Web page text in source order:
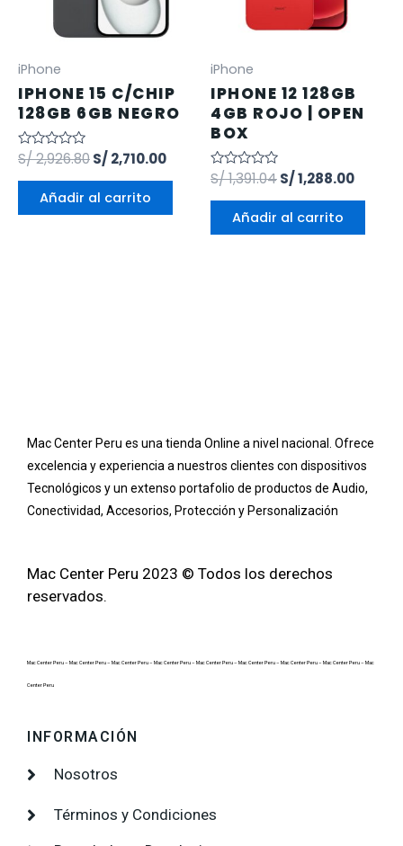
iPhone
IPHONE 15 C/CHIP
128GB 6GB NEGRO
Valorado
en
0
S/2,926.80S/2,710.00
Añadir al carrito
iPhone
IPHONE 12 128GB
4GB ROJO | OPEN
BOX
Valorado
en
0
S/1,391.04S/1,288.00
Añadir al carrito
Mac Center Peru es una tienda Online a nivel nacional
. Ofrece
excelencia y experiencia a nuestros clientes con dispositivos
Tecnológicos y un extenso portafolio de productos de Audio,
Conectividad, Accesorios, Protección y Personalización
Mac Center Peru 2023 © Todos los derechos
reservados.
Mac Center Peru – Mac Center Peru – Mac Center Peru – Mac Center Peru – Mac Center Peru – Mac Center Peru – Mac Center Peru – Mac Center Peru – Mac
Center Peru
INFORMACIÓN
Nosotros
Términos y Condiciones